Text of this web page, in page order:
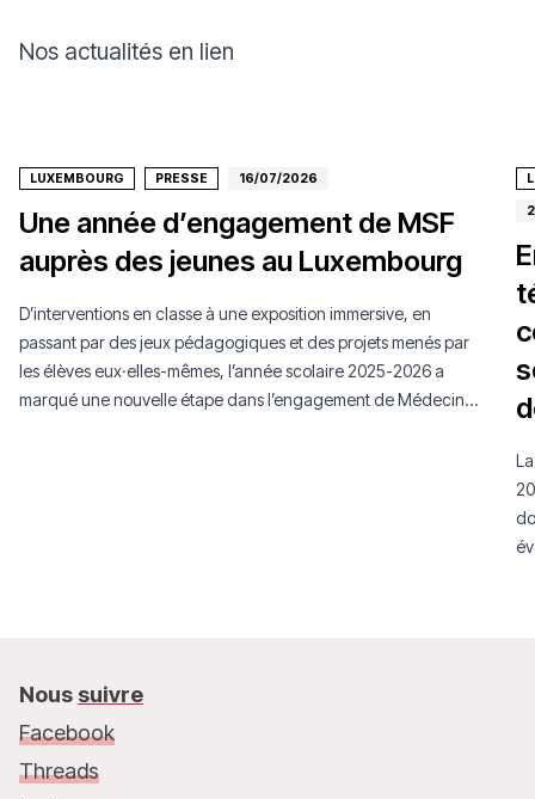
Nos actualités en lien
LUXEMBOURG PRESSE 16/07/2026
Une année d’engagement de MSF
auprès des jeunes au Luxembourg
D’interventions en classe à une exposition immersive, en
passant par des jeux pédagogiques et des projets menés par
les élèves eux·elles-mêmes, l’année scolaire 2025-2026 a
marqué une nouvelle étape dans l’engagement de Médecins
Nous suivre
Facebook
Threads